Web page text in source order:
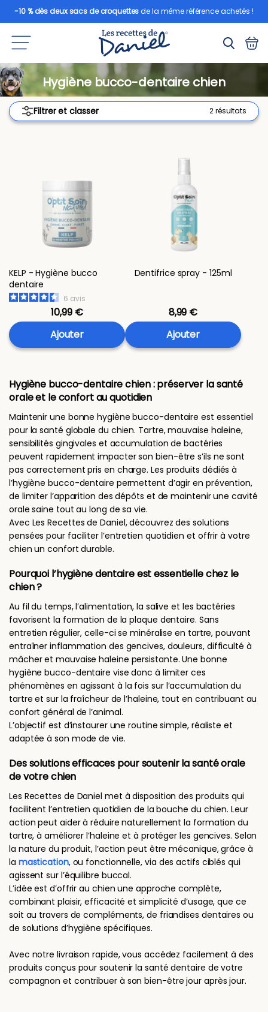
-10 % dès deux sacs de croquettesde la même référence achetés !
Hygiène bucco-dentaire chien
Filtrer et classer 2 résultats
KELP - Hygiène bucco
dentaire
6 avis
10,99 €
Ajouter
Dentifrice spray - 125ml
8,99 €
Ajouter
Hygiène bucco-dentaire chien : préserver la santé
orale et le confort au quotidien
Maintenir une bonne hygiène bucco-dentaire est essentiel
pour la santé globale du chien. Tartre, mauvaise haleine,
sensibilités gingivales et accumulation de bactéries
peuvent rapidement impacter son bien-être s’ils ne sont
pas correctement pris en charge. Les produits dédiés à
l’hygiène bucco-dentaire permettent d’agir en prévention,
de limiter l’apparition des dépôts et de maintenir une cavité
orale saine tout au long de sa vie.
Avec Les Recettes de Daniel, découvrez des solutions
pensées pour faciliter l’entretien quotidien et offrir à votre
chien un confort durable.
Pourquoi l’hygiène dentaire est essentielle chez le
chien ?
Au fil du temps, l’alimentation, la salive et les bactéries
favorisent la formation de la plaque dentaire. Sans
entretien régulier, celle-ci se minéralise en tartre, pouvant
entraîner inflammation des gencives, douleurs, difficulté à
mâcher et mauvaise haleine persistante. Une bonne
hygiène bucco-dentaire vise donc à limiter ces
phénomènes en agissant à la fois sur l’accumulation du
tartre et sur la fraîcheur de l’haleine, tout en contribuant au
confort général de l’animal.
L’objectif est d’instaurer une routine simple, réaliste et
adaptée à son mode de vie.
Des solutions efficaces pour soutenir la santé orale
de votre chien
Les Recettes de Daniel met à disposition des produits qui
facilitent l’entretien quotidien de la bouche du chien. Leur
action peut aider à réduire naturellement la formation du
tartre, à améliorer l’haleine et à protéger les gencives. Selon
la nature du produit, l’action peut être mécanique, grâce à
la mastication, ou fonctionnelle, via des actifs ciblés qui
agissent sur l’équilibre buccal.
L’idée est d’offrir au chien une approche complète,
combinant plaisir, efficacité et simplicité d’usage, que ce
soit au travers de compléments, de friandises dentaires ou
de solutions d’hygiène spécifiques.
Avec notre livraison rapide, vous accédez facilement à des
produits conçus pour soutenir la santé dentaire de votre
compagnon et contribuer à son bien-être jour après jour.